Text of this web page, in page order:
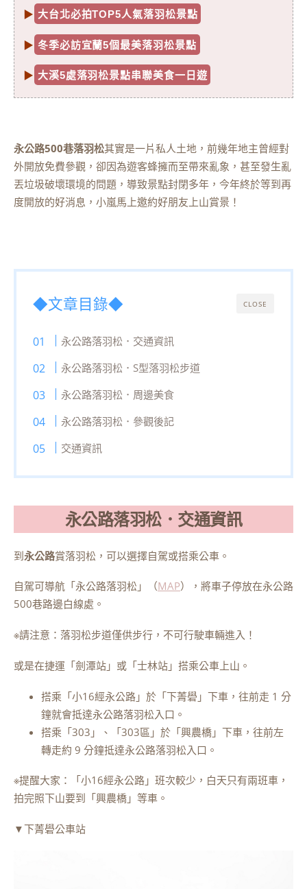
▶ 大台北必拍TOP5人氣落羽松景點
▶ 冬季必訪宜蘭5個最美落羽松景點
▶ 大溪5處落羽松景點串聯美食一日遊
永公路500巷落羽松其實是一片私人土地，前幾年地主曾經對
外開放免費參觀，卻因為遊客蜂擁而至帶來亂象，甚至發生亂
丟垃圾破壞環境的問題，導致景點封閉多年，今年終於等到再
度開放的好消息，小嵐馬上邀約好朋友上山賞景！
CLOSE
◆文章目錄◆
永公路落羽松．交通資訊
永公路落羽松．S型落羽松步道
永公路落羽松．周邊美食
永公路落羽松．參觀後記
交通資訊
永公路落羽松．交通資訊
到永公路賞落羽松，可以選擇自駕或搭乘公車。
自駕可導航「永公路落羽松」（MAP），將車子停放在永公路
500巷路邊白線處。
※請注意：落羽松步道僅供步行，不可行駛車輛進入！
或是在捷運「劍潭站」或「士林站」搭乘公車上山。
搭乘「小16經永公路」於「下菁礐」下車，往前走 1 分
鐘就會抵達永公路落羽松入口。
搭乘「303」、「303區」於「興農橋」下車，往前左
轉走約 9 分鐘抵達永公路落羽松入口。
※提醒大家：「小16經永公路」班次較少，白天只有兩班車，
拍完照下山要到「興農橋」等車。
▼下菁礐公車站